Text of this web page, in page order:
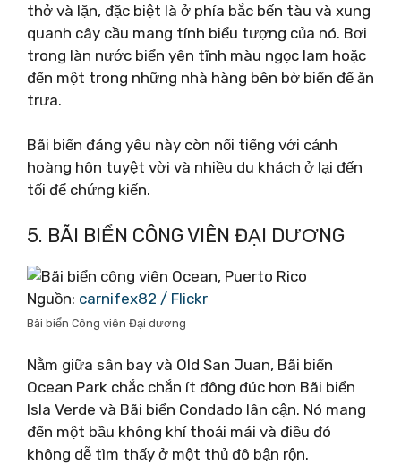
thở và lặn, đặc biệt là ở phía bắc bến tàu và xung
quanh cây cầu mang tính biểu tượng của nó. Bơi
trong làn nước biển yên tĩnh màu ngọc lam hoặc
đến một trong những nhà hàng bên bờ biển để ăn
trưa.
Bãi biển đáng yêu này còn nổi tiếng với cảnh
hoàng hôn tuyệt vời và nhiều du khách ở lại đến
tối để chứng kiến.
5. BÃI BIỂN CÔNG VIÊN ĐẠI DƯƠNG
Nguồn: carnifex82 / Flickr
Bãi biển Công viên Đại dương
Nằm giữa sân bay và Old San Juan, Bãi biển
Ocean Park chắc chắn ít đông đúc hơn Bãi biển
Isla Verde và Bãi biển Condado lân cận. Nó mang
đến một bầu không khí thoải mái và điều đó
không dễ tìm thấy ở một thủ đô bận rộn.